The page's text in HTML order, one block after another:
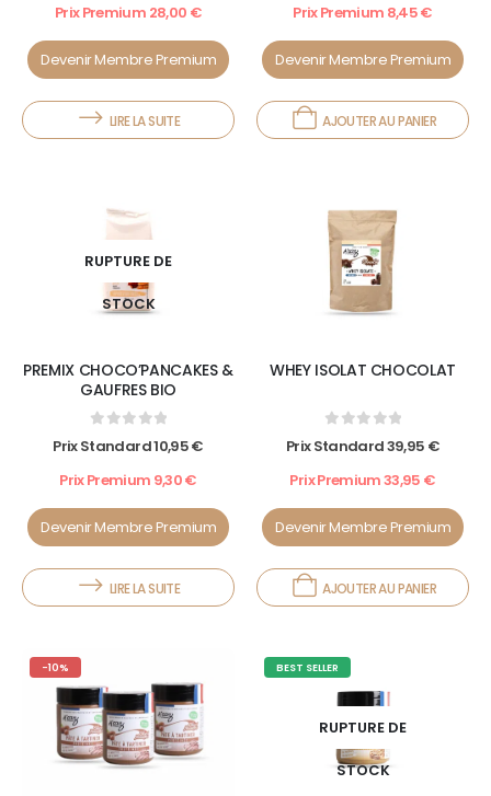
Prix Premium 28,00 €
Devenir Membre Premium
LIRE LA SUITE
Prix Premium 8,45€
Devenir Membre Premium
AJOUTER AU PANIER
RUPTURE DE
STOCK
PREMIX CHOCO’PANCAKES &
GAUFRES BIO
Prix Standard10,95€
Prix Premium 9,30€
Devenir Membre Premium
LIRE LA SUITE
WHEY ISOLAT CHOCOLAT
Prix Standard39,95 €
Prix Premium33,95 €
Devenir Membre Premium
AJOUTER AU PANIER
-10% BEST SELLER
RUPTURE DE
STOCK